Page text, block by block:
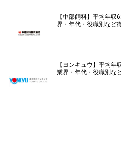
【中部飼料】平均年
界・年代・役職別など
【ヨンキュウ】平均年
業界・年代・役職別な